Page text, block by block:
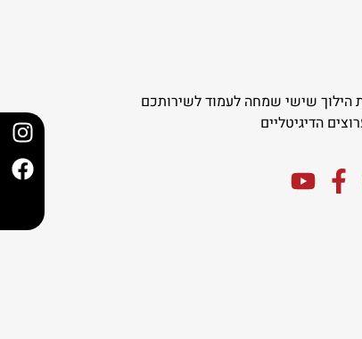
הילוך שישי שמחה לעמוד לשירותכם
הדיגיטליים